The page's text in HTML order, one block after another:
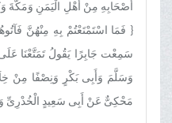
أَصْحَابِهِ مِنْ أَهْلِ الْیَمَنِ وَمَکَّةَ
{ فَمَا اسْتَمْتَعْتُمْ بِهِ مِنْهُنَّ
سَمِعْت جَابِرًا یَقُولُ تَمَتَّعْنَا
وَسَلَّمَ وَأَبِی بَکْرٍ وَنِصْفًا مِنْ
مَحْکِیٌّ عَنْ أَبِی سَعِیدٍ الْخُدْرِیِّ